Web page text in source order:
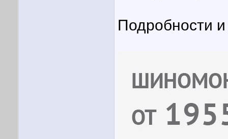
Подробности